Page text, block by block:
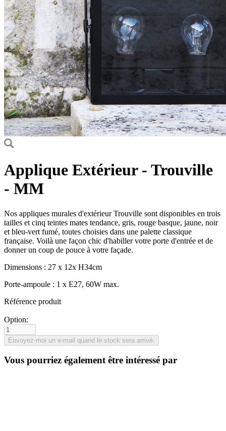
Applique Extérieur - Trouville
- MM
Nos appliques murales d'extérieur Trouville sont disponibles en trois
tailles et cinq teintes mates tendance, gris, rouge basque, jaune, noir
et bleu-vert fumé, toutes choisies dans une palette classique
française. Voilà une façon chic d'habiller votre porte d'entrée et de
donner un coup de pouce à votre façade.
Dimensions : 27 x 12x H34cm
Porte-ampoule : 1 x E27, 60W max.
Référence produit
Option:
Vous pourriez également être intéressé par